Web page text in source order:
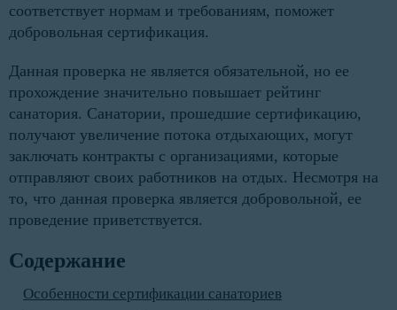
соответствует нормам и требованиям, поможет
добровольная сертификация.
Данная проверка не является обязательной, но ее
прохождение значительно повышает рейтинг
санатория. Санатории, прошедшие сертификацию,
получают увеличение потока отдыхающих, могут
заключать контракты с организациями, которые
отправляют своих работников на отдых. Несмотря на
то, что данная проверка является добровольной, ее
проведение приветствуется.
Содержание
Особенности сертификации санаториев